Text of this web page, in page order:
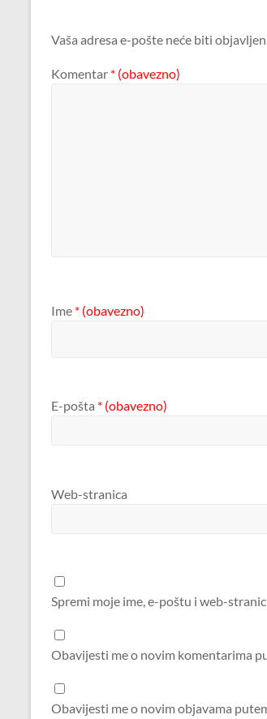
Vaša adresa e-pošte neće biti
Komentar * (obavezno)
Ime * (obavezno)
E-pošta * (obavezno)
Web-stranica
Spremi moje ime, e-poštu i web-
Obavijesti me o novim komentarima
Obavijesti me o novim objavama